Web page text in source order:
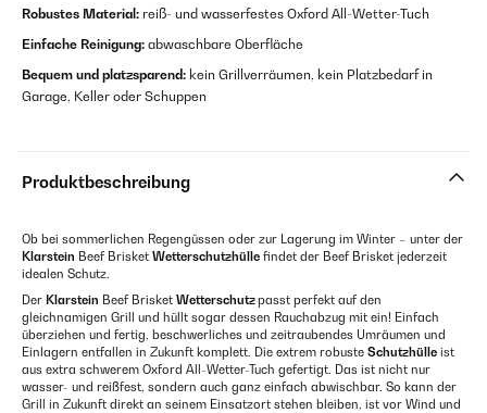
Robustes Material: reiß- und wasserfestes Oxford All-Wetter-Tuch
Einfache Reinigung: abwaschbare Oberfläche
Bequem und platzsparend: kein Grillverräumen, kein Platzbedarf in
Garage, Keller oder Schuppen
Produktbeschreibung
Ob bei sommerlichen Regengüssen oder zur Lagerung im Winter – unter der
Klarstein Beef Brisket Wetterschutzhülle findet der Beef Brisket jederzeit
idealen Schutz.
Der Klarstein Beef Brisket Wetterschutzpasst perfekt auf den
gleichnamigen Grill und hüllt sogar dessen Rauchabzug mit ein! Einfach
überziehen und fertig, beschwerliches und zeitraubendes Umräumen und
Einlagern entfallen in Zukunft komplett. Die extrem robuste Schutzhülle ist
aus extra schwerem Oxford All-Wetter-Tuch gefertigt. Das ist nicht nur
wasser- und reißfest, sondern auch ganz einfach abwischbar. So kann der
Grill in Zukunft direkt an seinem Einsatzort stehen bleiben, ist vor Wind und